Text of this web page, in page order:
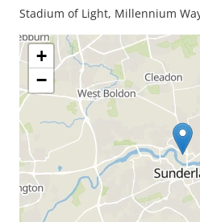
Stadium of Light, Millennium
+
−